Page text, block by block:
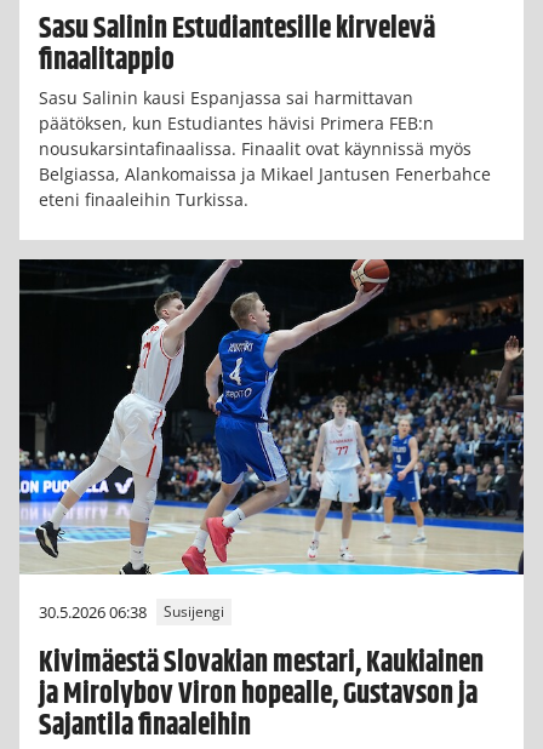
Sasu Salinin Estudiantesille kirvelevä
finaalitappio
Sasu Salinin kausi Espanjassa sai harmittavan
päätöksen, kun Estudiantes hävisi Primera FEB:n
nousukarsintafinaalissa. Finaalit ovat käynnissä myös
Belgiassa, Alankomaissa ja Mikael Jantusen Fenerbahce
eteni finaaleihin Turkissa.
30.5.2026 06:38 Susijengi
Kivimäestä Slovakian mestari, Kaukiainen
ja Mirolybov Viron hopealle, Gustavson ja
Sajantila finaaleihin